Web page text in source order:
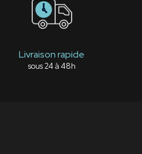
Livraison rapide
sous 24 à 48h